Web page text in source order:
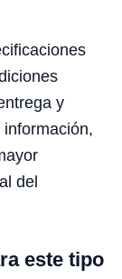
y
del
este tipo